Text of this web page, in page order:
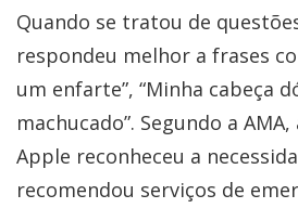
Quando se tratou de
respondeu melhor a frases
um enfarte”, “Minha cabeça
machucado”. Segundo a
Apple reconheceu a
recomendou serviços de